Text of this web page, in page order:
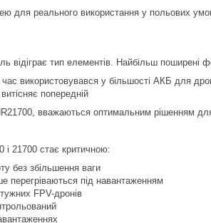
для реального використання у польових
відіграє тип елементів. Найбільш поширені
використовувався у більшості АКБ для
попередній
вважаються оптимальним рішенням
і 21700 стає критичною:
без збільшення ваги
під навантаженням
FPV-дронів